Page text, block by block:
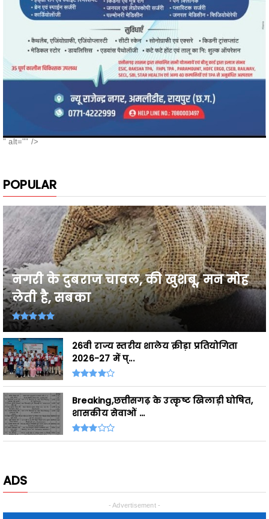
नगरी के दुबराज चावल, की खुशबू, मन मोह
लेती है, सबका
26वी राज्य स्तरीय शालेय क्रीड़ा प्रतियोगिता
2026-27 में प्...
Breaking,छत्तीसगढ़ के उत्कृष्ट खिलाड़ी घोषित,
शासकीय सेवाओं ...
ADS